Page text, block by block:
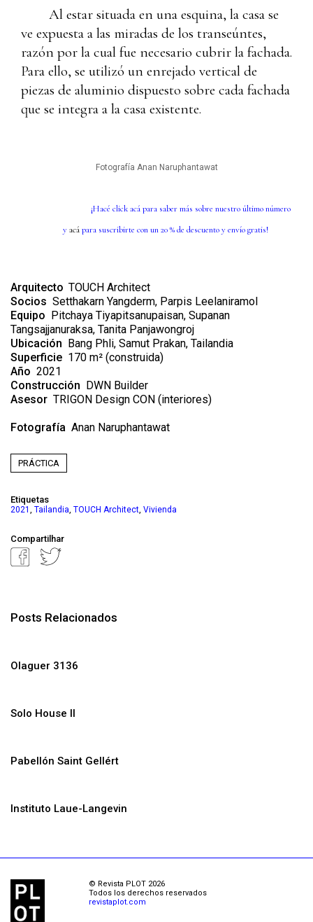
Al estar situada en una esquina, la casa se
ve expuesta a las miradas de los transeúntes,
razón por la cual fue necesario cubrir la fachada.
Para ello, se utilizó un enrejado vertical de
piezas de aluminio dispuesto sobre cada fachada
que se integra a la casa existente.
Fotografía Anan Naruphantawat
¡Hacé clickacápara saber más sobre nuestro último número
yacápara suscribirte con un 20 % de descuento y envío gratis!
Arquitecto TOUCH Architect
Socios Setthakarn Yangderm, Parpis Leelaniramol
Equipo Pitchaya Tiyapitsanupaisan, Supanan
Tangsajjanuraksa, Tanita Panjawongroj
Ubicación Bang Phli, Samut Prakan, Tailandia
Superficie 170 m² (construida)
Año 2021
Construcción DWN Builder
Asesor TRIGON Design CON (interiores)
Fotografía Anan Naruphantawat
PRÁCTICA
Etiquetas
2021 Tailandia TOUCH Architect Vivienda
Compartilhar
Posts Relacionados
Olaguer 3136
Solo House II
Pabellón Saint Gellért
Instituto Laue-Langevin
© Revista PLOT 2026
Todos los derechos reservados
revistaplot.com